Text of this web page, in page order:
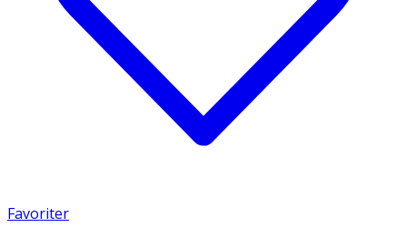
Favoriter